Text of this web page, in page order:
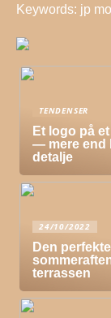
Keywords: jp
TENDENSER
Et logo på
— mere end
detalje
24/10/2022
Den perfekte
terrassen